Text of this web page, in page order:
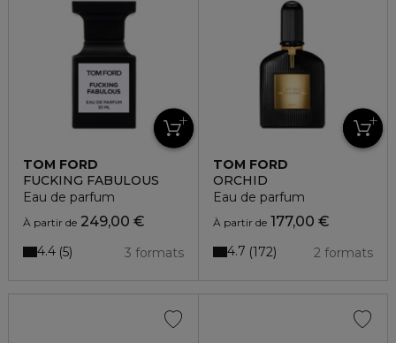
TOM FORD
FUCKING FABULOUS
Eau de parfum
À partir de 249,00 €
3 formats
4.4 5
TOM FORD
ORCHID
Eau de parfum
À partir de177,00 €
2 formats
4.7 172